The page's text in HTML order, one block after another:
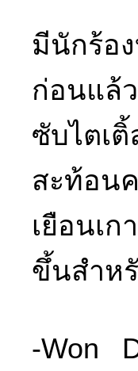
มีนักร้อ
ก่อนแล้
ซับไตเ
สะท้อน
เยือนเ
ขึ้นสำห
-Won